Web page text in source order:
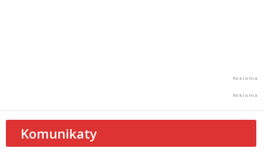
Komunikaty